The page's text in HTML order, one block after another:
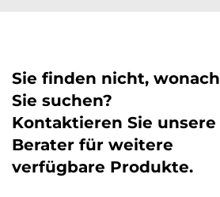
Sie finden nicht, wonach
Sie suchen?
Kontaktieren Sie unsere
Berater für weitere
verfügbare Produkte.